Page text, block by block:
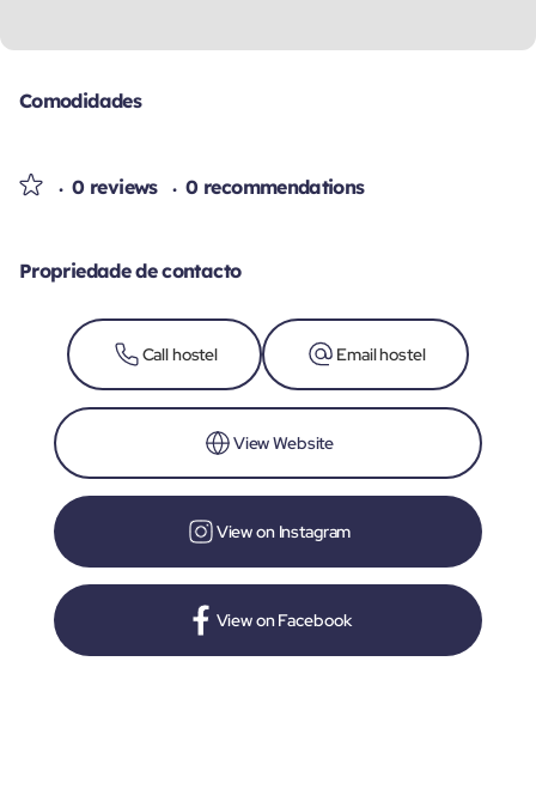
Comodidades
0 reviews 0 recommendations
Propriedade de contacto
Call hostel Email hostel
View Website
View on Instagram
View on Facebook